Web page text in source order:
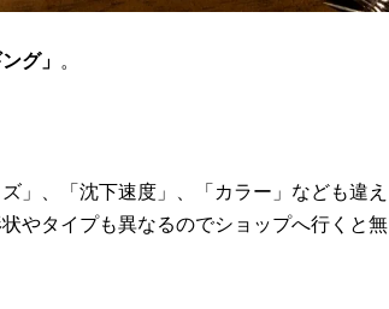
グ」 。
」、「沈下速度」、「カラー」なども違え
やタイプも異なるのでショップへ行くと無